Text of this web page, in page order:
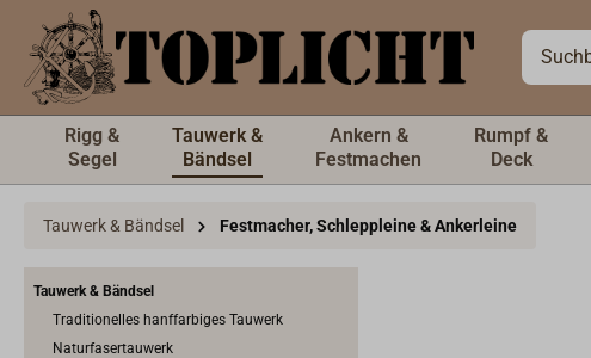
springen
Rigg &
Segel
Tauwerk &
Bändsel
Ankern &
Festmachen
Rumpf &
Deck
Tauwerk & Bändsel Festmacher, Schleppleine & Ankerleine
Tauwerk & Bändsel
Traditionelles hanffarbiges Tauwerk
Naturfasertauwerk